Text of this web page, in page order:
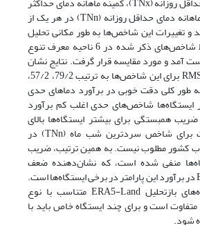
روزانهTXn))، کمینه ماهانه دمای حداقل روزانه (TNn) در هر یک از
و تغییرات این شاخص‌ها به طور مکانی تحلیل
شدند. سپس متوسط شاخص‌های ذکر شده در 6 ناحیه معرف تنوع
آمد و مورد مقایسه قرار گرفت. نتایج نشان
می‌دهد که متوسط RMSE برای این شاخص‌ها به ترتیب 79/2، 57/2،
بوده و به طور کلی دقت خوبی در برآورد دماهای حدی
ایستگاه‌ها شاخص‌های حدی اغلب کم برآورد
همبستگی برای بیشتر ایستگاه‌ها بالای
85/0 است، این دقت برای شاخص سردترین شب ماه (TNn) در
کشور مطلوب نیست. به همین ترتیب، ضریب
منفی شده است، که نشان‌دهنده ضعف
داده‌های ERA5-Land در برآورد این پارامتر در برخی ایستگاه‌ها است.
در نهایت، دقت داده‌های بازتحلیل ERA5-Land متناسب با نوع
است و برای چند ایستگاه خاص باید با
شود.